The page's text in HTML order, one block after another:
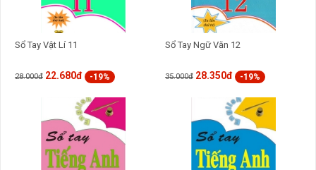
Sổ Tay Vật Lí 11
28.000đ 22.680đ -19%
Sổ Tay Ngữ Văn 12
35.000đ 28.350đ -19%